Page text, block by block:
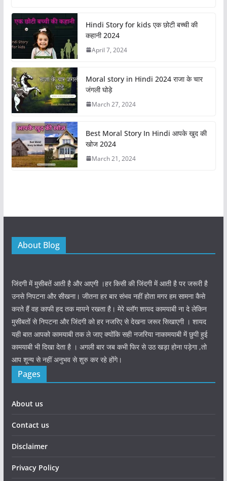
c
e
b
o
o
k
st
o
d
o
n
e
Hindi Story for kids एक छोटी बच्ची की
कहानी 2024
April 7, 2024
Moral story in Hindi 2024 राजा के चार
जंगली घोड़े
March 27, 2024
Best Moral Story In Hindi आपके खुद की
खोज 2024
March 21, 2024
About Blog
जिंदगी में मुसीबतें आती है और आएगी ।हर किसी की जिंदगी में आती है पर जरूरी है
उनसे निपटना और सीखना। जीतना हर बार संभव नहीं होता मगर हम सामना कैसे
करते हैं वह काफी हद तक मायने रखता है। मेरे ब्लॉग शायद कामयाबी ना दे लेकिन
मुसीबतों से निपटना और जिंदगी को हर नजरिए से देखना जरूर सिखाएगी । शायद
यही बात आपको कामयाबी तक ले जाए क्योंकि सही नजरिया नाकामयाबी में छुपी हुई
कामयाबी भी दिखा देता है । अगली बार जब कभी फिर से उठ खड़ा होना पड़ेगा ,तो
आप शून्य से नहीं अनुभव से शुरु कर रहे होंगे।
Pages
About us
Contact us
Disclaimer
Privacy Policy